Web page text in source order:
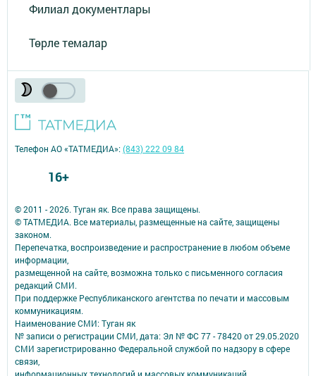
Филиал документлары
Төрле темалар
© 2011 - 2026. Туган як. Все права защищены.
© ТАТМЕДИА. Все материалы, размещенные на сайте, защищены
законом.
Перепечатка, воспроизведение и распространение в любом объеме
информации,
размещенной на сайте, возможна только с письменного согласия
редакций СМИ.
При поддержке Республиканского агентства по печати и массовым
коммуникациям.
Наименование СМИ: Туган як
№ записи о регистрации СМИ, дата: Эл № ФС 77 - 78420 от 29.05.2020
СМИ зарегистрированно Федеральной службой по надзору в сфере
связи,
информационных технологий и массовых коммуникаций
Телефон АО «ТАТМЕДИА»:(843) 222 09 84
16+